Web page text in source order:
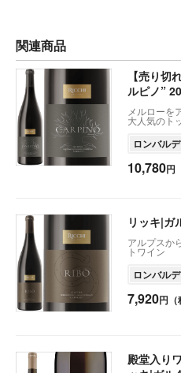
関連商品
【売り切
ルピノ”
メルローを
大人気のト
ロンバル
10,780円
リッキ|ガ
アルプスか
トワイン
ロンバル
7,920円（
殿堂入り